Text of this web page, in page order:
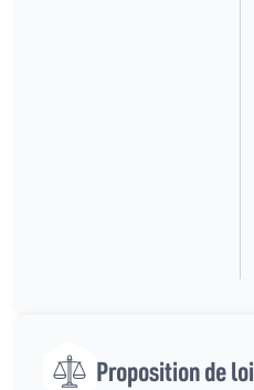
Proposition de loi